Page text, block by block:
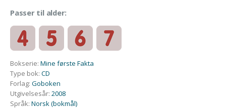
Passer til alder:
Bokserie: Mine første Fakta
Type bok: CD
Forlag: Goboken
Utgivelsesår: 2008
Språk: Norsk (bokmål)